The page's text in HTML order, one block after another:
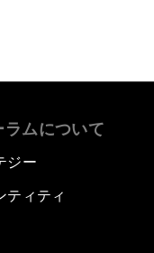
ムについて
ジー
ティティ